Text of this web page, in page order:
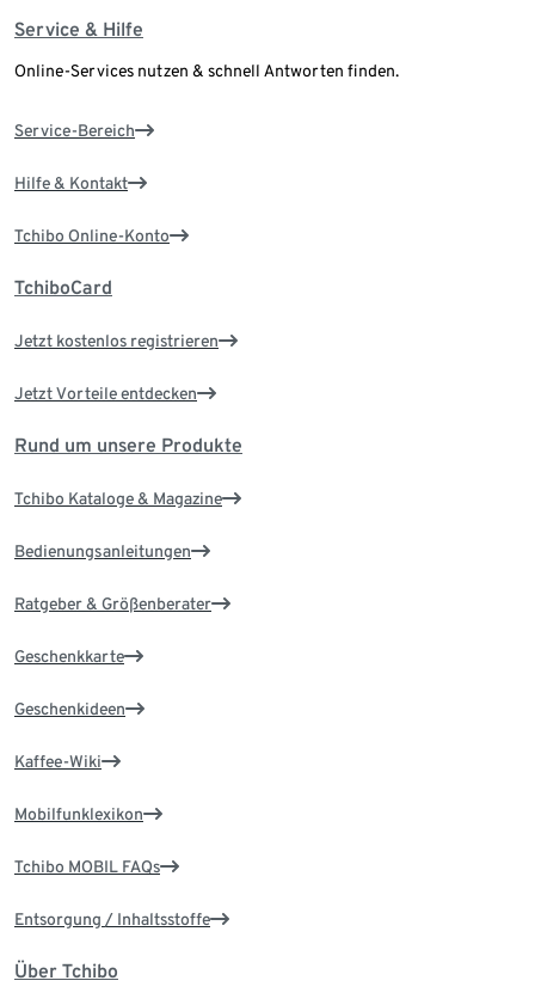
Service & Hilfe
Online-Services nutzen & schnell Antworten finden.
Service-Bereich
Hilfe & Kontakt
Tchibo Online-Konto
TchiboCard
Jetzt kostenlos registrieren
Jetzt Vorteile entdecken
Rund um unsere Produkte
Tchibo Kataloge & Magazine
Bedienungsanleitungen
Ratgeber & Größenberater
Geschenkkarte
Geschenkideen
Kaffee-Wiki
Mobilfunklexikon
Tchibo MOBIL FAQs
Entsorgung / Inhaltsstoffe
Über Tchibo